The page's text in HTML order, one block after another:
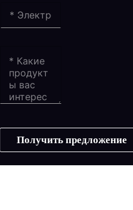
Получить предложение